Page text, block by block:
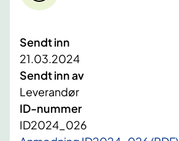
Sendt inn
21.03.2024
Sendt inn av
Leverandør
ID-nummer
ID2024_026